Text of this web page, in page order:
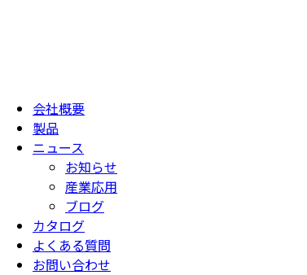
会社概要
製品
ニュース
お知らせ
産業応用
ブログ
カタログ
よくある質問
お問い合わせ